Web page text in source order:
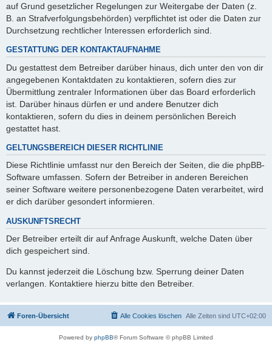
auf Grund gesetzlicher Regelungen zur Weitergabe der Daten (z.
B. an Strafverfolgungsbehörden) verpflichtet ist oder die Daten zur
Durchsetzung rechtlicher Interessen erforderlich sind.
GESTATTUNG DER KONTAKTAUFNAHME
Du gestattest dem Betreiber darüber hinaus, dich unter den von dir
angegebenen Kontaktdaten zu kontaktieren, sofern dies zur
Übermittlung zentraler Informationen über das Board erforderlich
ist. Darüber hinaus dürfen er und andere Benutzer dich
kontaktieren, sofern du dies in deinem persönlichen Bereich
gestattet hast.
GELTUNGSBEREICH DIESER RICHTLINIE
Diese Richtlinie umfasst nur den Bereich der Seiten, die die phpBB-
Software umfassen. Sofern der Betreiber in anderen Bereichen
seiner Software weitere personenbezogene Daten verarbeitet, wird
er dich darüber gesondert informieren.
AUSKUNFTSRECHT
Der Betreiber erteilt dir auf Anfrage Auskunft, welche Daten über
dich gespeichert sind.
Du kannst jederzeit die Löschung bzw. Sperrung deiner Daten
verlangen. Kontaktiere hierzu bitte den Betreiber.
Foren-Übersicht Alle Zeiten sind UTC+02:00
Alle Cookies löschen
Powered by phpBB® Forum Software © phpBB Limited